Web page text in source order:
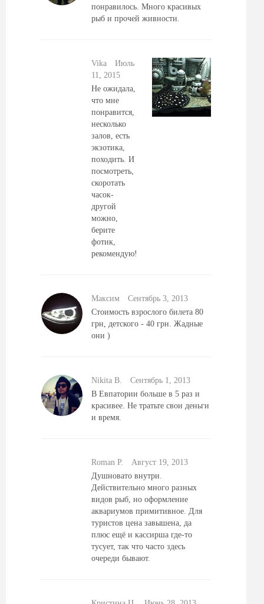
понравилось. Много красивых
рыб и прочей живности.
Vika
Июль
11, 2015
Не ожидала,
что мне
понравится,
несколько
залов, есть
экзотика,
походить. И
посмотреть,
скоротать
часок-
другой
можно,
берите
фотик,
рекомендую!
Максим
Сентябрь 3, 2013
Стоимость взрослого билета 80
грн, детского - 40 грн. Жадные
они )
Nikita B.
Сентябрь 1, 2013
В Евпатории больше в 5 раз и
красивее. Не тратьте свои деньги
и время.
Roman P.
Август 19, 2013
Душновато внутри.
Действительно много разных
видов рыб, но оформление
аквариумов примитивное. Для
туристов цена завышена, да
плюс ещё и кассирша где-то
тусует, так что часто здесь
очереди бывают.